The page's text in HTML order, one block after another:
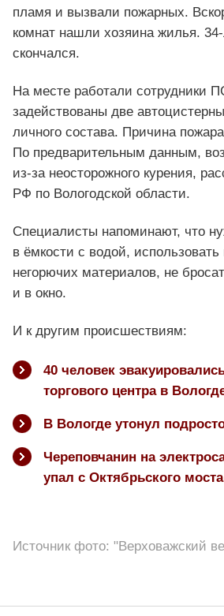
пламя и вызвали пожарных.
комнат нашли хозяина жилья.
скончался.
На месте работали сотрудники
задействованы две
личного состава. Причина
По предварительным данным,
из-за неосторожного курения,
РФ по Вологодской области.
Специалисты напоминают, что
в ёмкости с водой,
негорючих материалов, не
и в окно.
И к другим происшествиям:
40 человек
торгового центра в
В Вологде утонул
Череповчанин на
упал с Октябрьского моста
Источник фото: "Верховажский